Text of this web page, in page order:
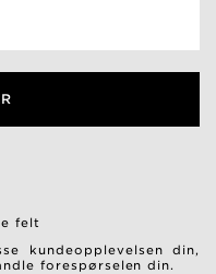
felt
kundeopplevelsen din,
forespørselen din.